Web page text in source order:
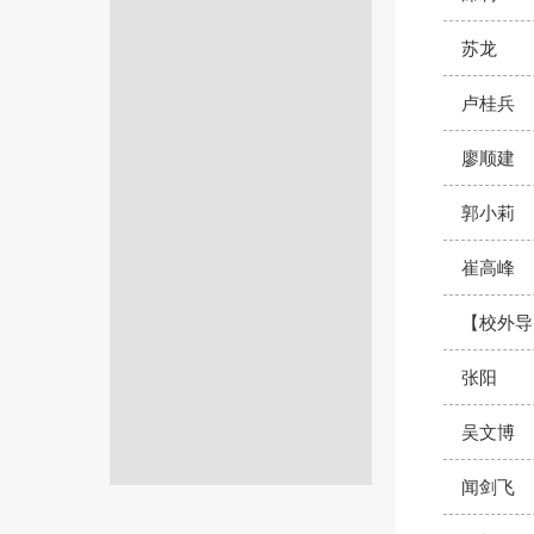
苏龙
卢桂兵
廖顺建
郭小莉
崔高峰
【校外
张阳
吴文博
闻剑飞